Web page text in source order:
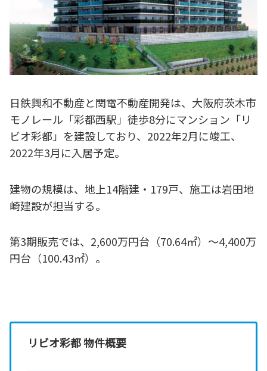
日鉄興和不動産と関電不動産開発は、大阪府茨木市
モノレール「彩都西駅」徒歩8分にマンション「リ
ビオ彩都」を建設しており、2022年2月に竣工、
2022年3月に入居予定。
建物の規模は、地上14階建・179戸、施工は岩田地
崎建設が担当する。
第3期販売では、2,600万円台（70.64㎡）～4,400万
円台（100.43㎡）。
リビオ彩都 物件概要